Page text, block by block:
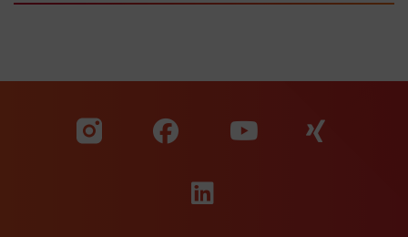
Zu unserer Facebook
Zu
Zu unserer